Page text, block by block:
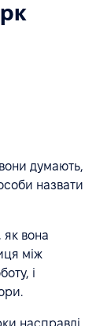
думають,
назвати
як вона
між
і
насправді